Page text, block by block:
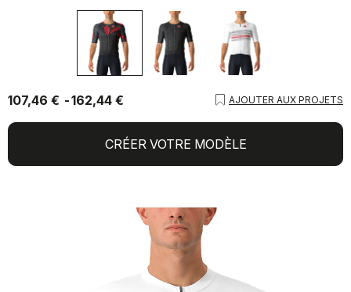
107,46 € 162,44 € AJOUTER AUX PROJETS
CRÉER VOTRE MODÈLE